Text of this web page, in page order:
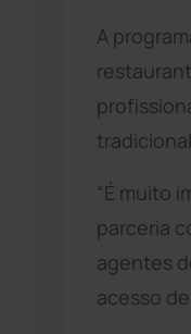
A
“É muito
parceria
agentes
acesso